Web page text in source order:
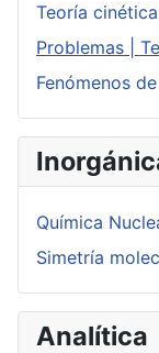
Teoría
Problemas |
Fenómenos
Química
Simetría
Analítica